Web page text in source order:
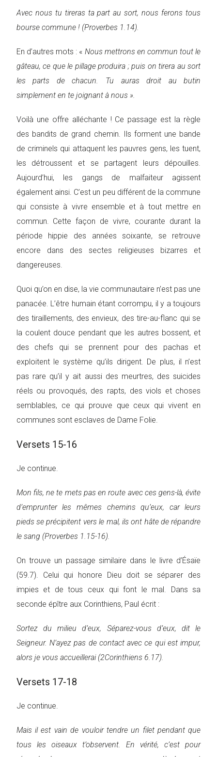
Avec nous tu tireras ta part au sort, nous ferons tous
bourse commune ! (Proverbes 1.14).
En d’autres mots : « Nous mettrons en commun tout le
gâteau, ce que le pillage produira ; puis on tirera au sort
les parts de chacun. Tu auras droit au butin
simplement en te joignant à nous ».
Voilà une offre alléchante ! Ce passage est la règle
des bandits de grand chemin. Ils forment une bande
de criminels qui attaquent les pauvres gens, les tuent,
les détroussent et se partagent leurs dépouilles.
Aujourd’hui, les gangs de malfaiteur agissent
également ainsi. C’est un peu différent de la commune
qui consiste à vivre ensemble et à tout mettre en
commun. Cette façon de vivre, courante durant la
période hippie des années soixante, se retrouve
encore dans des sectes religieuses bizarres et
dangereuses.
Quoi qu’on en dise, la vie communautaire n’est pas une
panacée. L’être humain étant corrompu, il y a toujours
des tiraillements, des envieux, des tire-au-flanc qui se
la coulent douce pendant que les autres bossent, et
des chefs qui se prennent pour des pachas et
exploitent le système qu’ils dirigent. De plus, il n’est
pas rare qu’il y ait aussi des meurtres, des suicides
réels ou provoqués, des rapts, des viols et choses
semblables, ce qui prouve que ceux qui vivent en
communes sont esclaves de Dame Folie.
Versets 15-16
Je continue.
Mon fils, ne te mets pas en route avec ces gens-là, évite
d’emprunter les mêmes chemins qu’eux, car leurs
pieds se précipitent vers le mal, ils ont hâte de répandre
le sang (Proverbes 1.15-16).
On trouve un passage similaire dans le livre d’Ésaïe
(59.7). Celui qui honore Dieu doit se séparer des
impies et de tous ceux qui font le mal. Dans sa
seconde épître aux Corinthiens, Paul écrit :
Sortez du milieu d’eux, Séparez-vous d’eux, dit le
Seigneur. N’ayez pas de contact avec ce qui est impur,
alors je vous accueillerai (2Corinthiens 6.17).
Versets 17-18
Je continue.
Mais il est vain de vouloir tendre un filet pendant que
tous les oiseaux t’observent. En vérité, c’est pour